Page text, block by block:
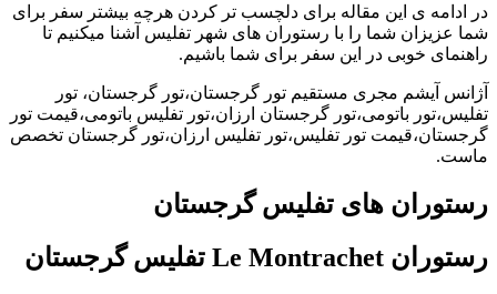
در ادامه ی این مقاله برای دلچسب تر کردن هرچه بیشتر سفر برای
شما عزیزان شما را با رستوران های شهر تفلیس آشنا میکنیم تا
راهنمای خوبی در این سفر برای شما باشیم.
آژانس آیشم مجری مستقیم تور گرجستان،تور گرجستان، تور
تفلیس،تور باتومی،تور گرجستان ارزان،تور تفلیس باتومی،قیمت تور
گرجستان،قیمت تور تفلیس،تور تفلیس ارزان،تور گرجستان تخصص
ماست.
رستوران های تفلیس گرجستان
رستوران Le Montrachet تفلیس گرجستان